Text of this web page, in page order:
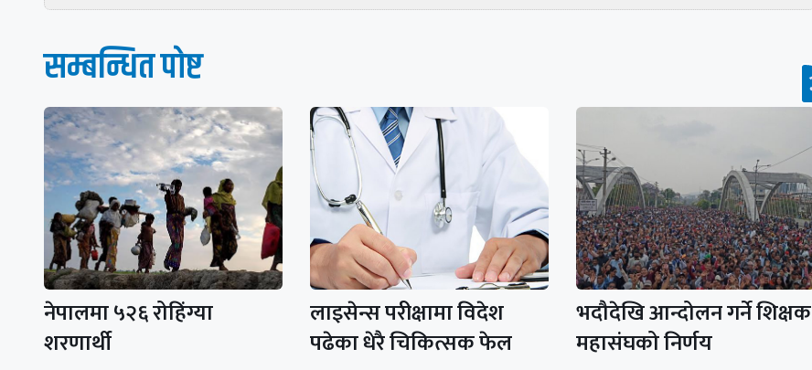
सम्बन्धित पाेष्ट
नेपालमा ५२६ रोहिंग्या
शरणार्थी
लाइसेन्स परीक्षामा विदेश
पढेका धेरै चिकित्सक फेल
भदौदेखि आन्दोलन गर्ने शिक्षक
महासंघको निर्णय